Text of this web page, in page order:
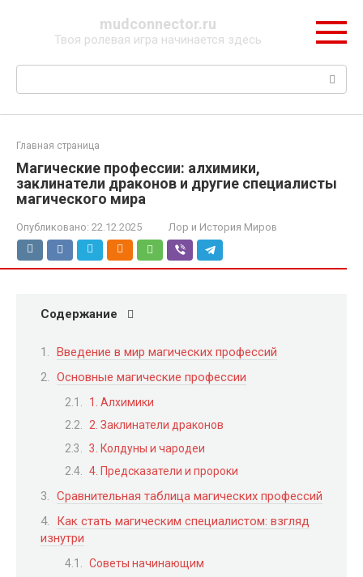
mudconnector.ru
Твоя ролевая игра начинается здесь
Поиск:
Главная страница
Магические профессии: алхимики,
заклинатели драконов и другие специалисты
магического мира
Опубликовано: 22.12.2025 Лор и История Миров
Содержание
Введение в мир магических профессий
Основные магические профессии
1. Алхимики
2. Заклинатели драконов
3. Колдуны и чародеи
4. Предсказатели и пророки
Сравнительная таблица магических профессий
Как стать магическим специалистом: взгляд
изнутри
Советы начинающим